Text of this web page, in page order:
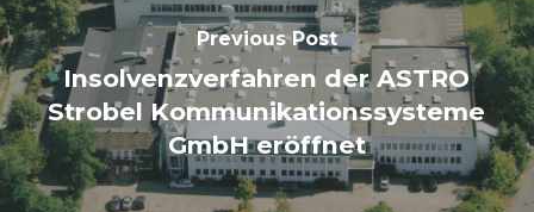
Previous Post
Insolvenzverfahren der ASTRO
Strobel Kommunikationssysteme
GmbH eröffnet